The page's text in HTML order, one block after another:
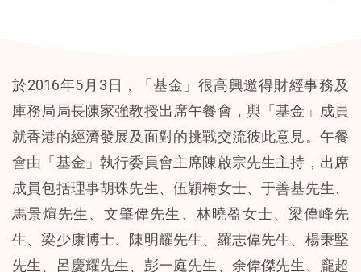
於2016年5月3日，「基金」很高興邀得財經事務及
庫務局局長陳家強教授出席午餐會，與「基金」成員
就香港的經濟發展及面對的挑戰交流彼此意見。午餐
會由「基金」執行委員會主席陳啟宗先生主持，出席
成員包括理事胡珠先生、伍穎梅女士、于善基先生、
馬景煊先生、文肇偉先生、林曉盈女士、梁偉峰先
生、梁少康博士、陳明耀先生、羅志偉先生、楊秉堅
先生、呂慶耀先生、彭一庭先生、余偉傑先生、龐超